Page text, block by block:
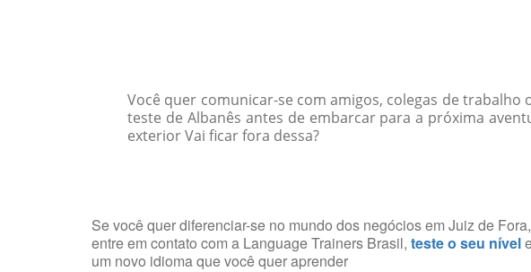
Você quer comunicar-se com amigos, colegas de
teste de Albanês antes de embarcar para a próxima
exterior Vai ficar fora dessa?
Se você quer diferenciar-se no mundo dos negócios em Juiz de
entre em contato com a Language Trainers Brasil, teste o seu nível
um novo idioma que você quer aprender